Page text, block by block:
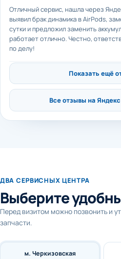
Отличный сервис, нашла через
выявил брак динамика в AirPods,
сутки и предложил заменить
работает отлично. Честно,
по делу!
Показать ещё
Все отзывы на
ДВА СЕРВИСНЫХ ЦЕНТРА
Выберите
Перед визитом можно позвонить и
запчасти.
м. Черкизовская